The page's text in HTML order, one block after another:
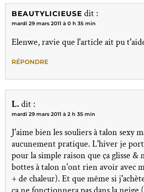
BEAUTYLICIEUSE dit :
mardi 29 mars 2011 à 0 h 35 min
Elenwe, ravie que l'article ait pu
RÉPONDRE
L. dit :
mardi 29 mars 2011 à 2 h 35 min
J'aime bien les souliers à talon sexy
aucunement pratique. L'hiver je
pour la simple raison que ça glisse &
bottes à talon n'ont rien avoir avec
+ de chaleur). Et que même si